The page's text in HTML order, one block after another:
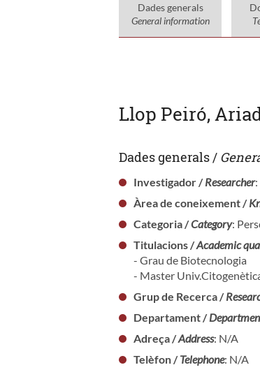
Dades generals
General information
Llop Peiró,
Dades generals /
Investigador /Researcher
Àrea de coneixement /
Categoria /Category:
Titulacions /Academic
- Grau de Biotecnologia
- Master
Grup de Recerca /
Departament /
Adreça /Address: N/A
Telèfon /Telephone: N/A